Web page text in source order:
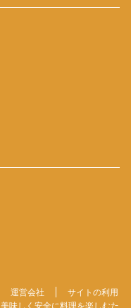
運営会社
サイトの利用
美味しく安全に料理を楽しむた